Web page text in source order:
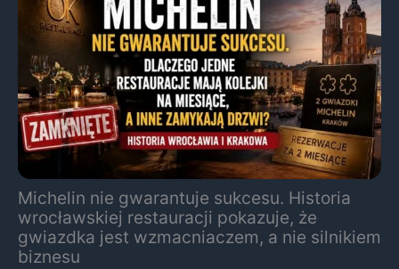
Michelin nie gwarantuje sukcesu. Historia
wrocławskiej restauracji pokazuje, że
gwiazdka jest wzmacniaczem, a nie silnikiem
biznesu